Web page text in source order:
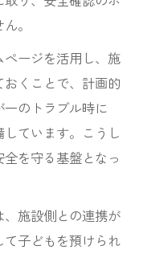
。
ページを活用し、施
くことで、計画的
のトラブル時に
ています。こうし
を守る基盤となっ
施設側との連携が
子どもを預けられ